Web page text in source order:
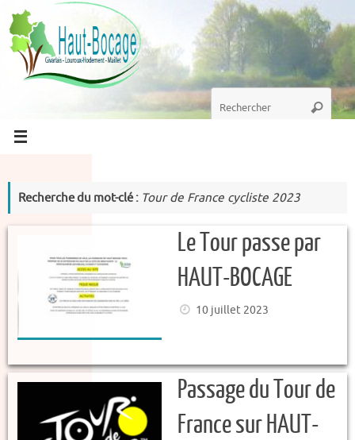
Passer
au
contenu
Recherche
pour
Recherche du mot-clé : Tour de France cycliste 2023
Le Tour passe par
HAUT-BOCAGE
10 juillet 2023
Passage du Tour de
France sur HAUT-